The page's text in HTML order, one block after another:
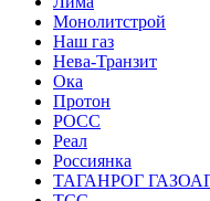
Монолитстрой
Наш газ
Нева-Транзит
Ока
Протон
РОСС
Реал
Россиянка
ТАГАНРОГ